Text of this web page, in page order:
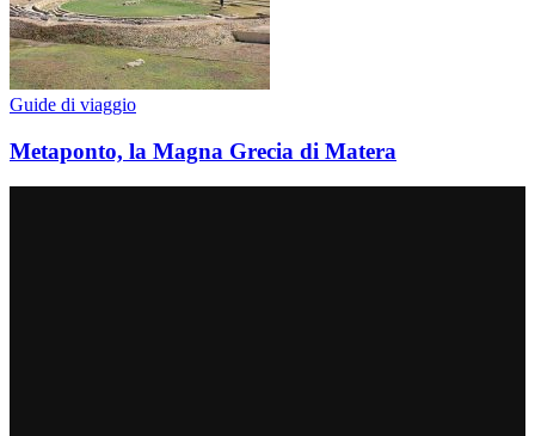
Guide di viaggio
Metaponto, la Magna Grecia di Matera